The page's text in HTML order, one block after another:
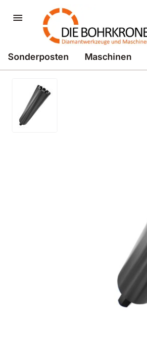
Sonderposten Maschinen